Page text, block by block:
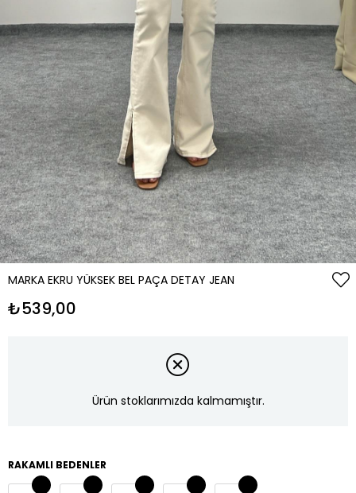
MARKA EKRU YÜKSEK BEL PAÇA DETAY JEAN
₺539,00
Ürün stoklarımızda kalmamıştır.
RAKAMLI BEDENLER